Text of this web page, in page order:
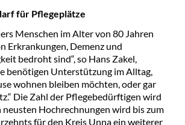
für Pflegeplätze
Menschen im Alter von 80 Jahren
Erkrankungen, Demenz und
bedroht sind“, so Hans Zakel,
benötigen Unterstützung im Alltag,
wohnen bleiben möchten, oder gar
Die Zahl der Pflegebedürftigen wird
neusten Hochrechnungen wird bis zum
für den Kreis Unna ein weiterer